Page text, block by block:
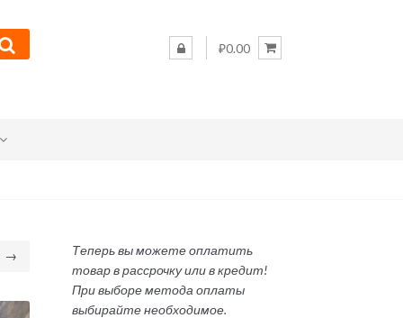
₽0.00
→
Теперь вы можете оплатить
товар в рассрочку или в кредит!
При выборе метода оплаты
выбирайте необходимое.